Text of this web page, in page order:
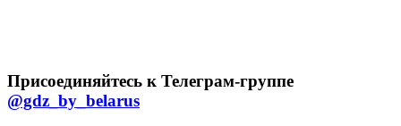
Присоединяйтесь к Телеграм-группе
@gdz_by_belarus